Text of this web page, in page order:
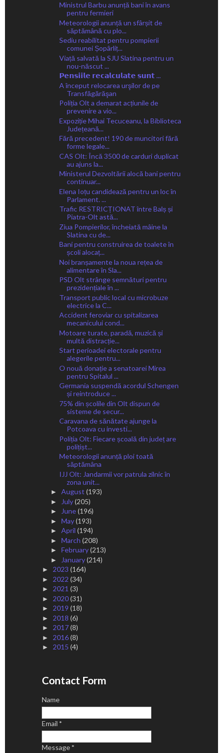
Ministrul Barbu anunță bani în avans
pentru fermieri
Meteorologii anunță un sfârșit de
săptămână cu plo...
Sediu reabilitat pentru pompierii
comunei Șopârliț...
Viață salvată la SJU Slatina pentru un
nou-născut ...
𝗣𝗲𝗻𝘀𝗶𝗶𝗹𝗲 𝗿𝗲𝗰𝗮𝗹𝗰𝘂𝗹𝗮𝘁𝗲 𝘀𝘂𝗻𝘁 ...
A început relocarea urşilor de pe
Transfăgărăşan
Poliția Olt a demarat acțiunile de
prevenire a vio...
Expoziție Mihai Tecuceanu, la Biblioteca
Județeană...
Fără precedent! 190 de muncitori fără
forme legale...
CAS Olt: Încă 3500 de carduri duplicat
au ajuns la...
Ministerul Dezvoltării alocă bani pentru
continuar...
Elena Ioțu candidează pentru un loc în
Parlament. ...
Trafic RESTRICȚIONAT între Balș și
Piatra-Olt astă...
Ziua Pompierilor, încheiată mâine la
Slatina cu de...
Bani pentru construirea de toalete în
școli alocaț...
Noi branșamente la noua rețea de
alimentare în Sla...
PSD Olt strânge semnături pentru
prezidențiale în ...
Transport public local cu microbuze
electrice la C...
Accident feroviar cu spitalizarea
mecanicului cond...
Motoare turate, paradă, muzică și
multă distracție...
Start perioadei electorale pentru
alegerile pentru...
O nouă donație a senatoarei Mirea
pentru Spitalul ...
Germania suspendă acordul Schengen
și reintroduce ...
75% din școlile din Olt dispun de
sisteme de secur...
Caravana de sănătate ajunge la
Potcoava cu investi...
Poliția Olt: Fiecare școală din județ are
polițișt...
Meteorologii anunță ploi toată
săptămâna
IJJ Olt: Jandarmii vor patrula zilnic în
zona unit...
► August (193)
► July(205)
► June(196)
► May(193)
► April (194)
► March (208)
► February(213)
► January(214)
► 2023 (164)
► 2022 (34)
► 2021 (3)
► 2020(31)
► 2019 (18)
► 2018 (6)
► 2017(8)
► 2016(8)
► 2015 (4)
Contact Form
Name
Email *
Message*